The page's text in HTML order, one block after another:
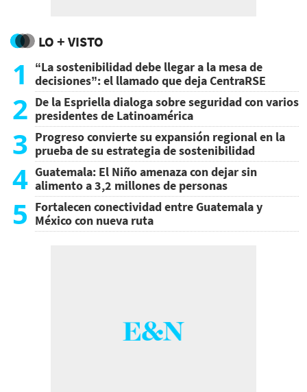
LO + VISTO
1
“La sostenibilidad debe llegar a la mesa de
decisiones”: el llamado que deja CentraRSE
2 De la Espriella dialoga sobre seguridad con varios
presidentes de Latinoamérica
3 Progreso convierte su expansión regional en la
prueba de su estrategia de sostenibilidad
4 Guatemala: El Niño amenaza con dejar sin
alimento a 3,2 millones de personas
5 Fortalecen conectividad entre Guatemala y
México con nueva ruta